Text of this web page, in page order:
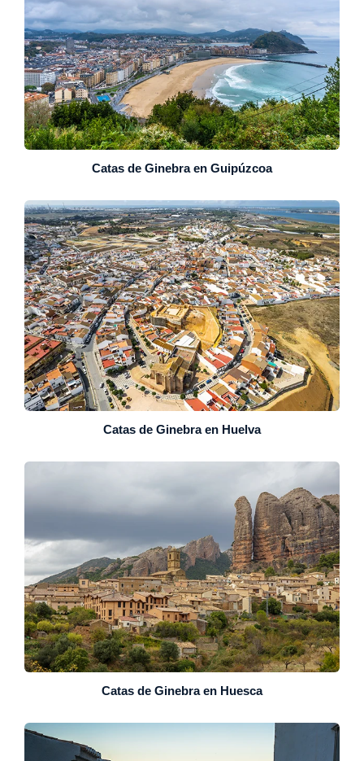
Catas de Ginebra en Guipúzcoa
Catas de Ginebra en Huelva
Catas de Ginebra en Huesca